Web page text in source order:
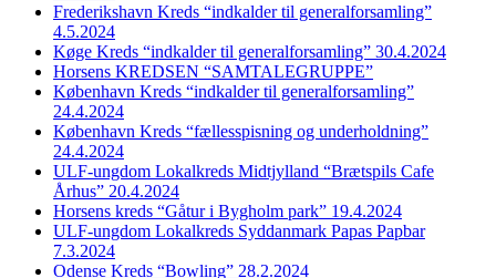
Frederikshavn Kreds “indkalder til generalforsamling”
4.5.2024
Køge Kreds “indkalder til generalforsamling” 30.4.2024
Horsens KREDSEN “SAMTALEGRUPPE”
København Kreds “indkalder til generalforsamling”
24.4.2024
København Kreds “fællesspisning og underholdning”
24.4.2024
ULF-ungdom Lokalkreds Midtjylland “Brætspils Cafe
Århus” 20.4.2024
Horsens kreds “Gåtur i Bygholm park” 19.4.2024
ULF-ungdom Lokalkreds Syddanmark Papas Papbar
7.3.2024
Odense Kreds “Bowling” 28.2.2024